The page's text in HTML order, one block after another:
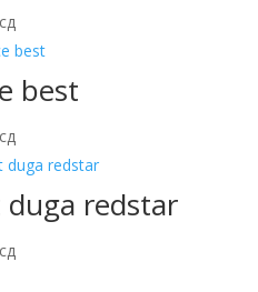
best
duga redstar